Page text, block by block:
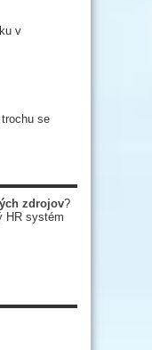
v
se
zdrojov?
HR systém